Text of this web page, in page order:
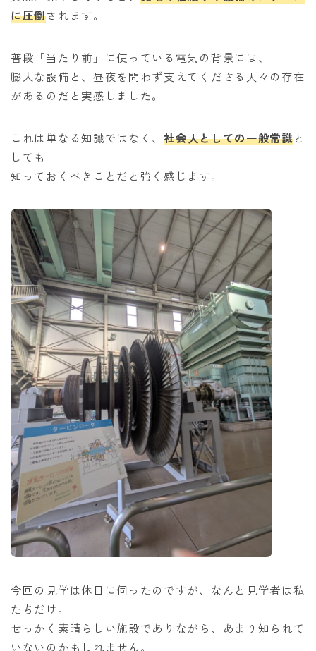
に圧倒されます。
普段「当たり前」に使っている電気の背景には、
膨大な設備と、昼夜を問わず支えてくださる人々の存在
があるのだと実感しました。
これは単なる知識ではなく、社会人としての一般常識と
しても
知っておくべきことだと強く感じます。
今回の見学は休日に伺ったのですが、なんと見学者は私
たちだけ。
せっかく素晴らしい施設でありながら、あまり知られて
いないのかもしれません。